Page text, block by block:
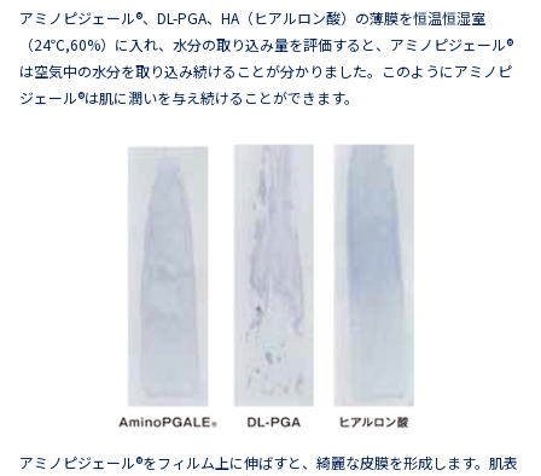
アミノピジェール®、DL-PGA、HA（ヒアルロン酸）の薄膜を恒温恒湿室
（24℃,60%）に入れ、水分の取り込み量を評価すると、アミノピジェール®
は空気中の水分を取り込み続けることが分かりました。このようにアミノピ
ジェール®は肌に潤いを与え続けることができます。
アミノピジェール®をフィルム上に伸ばすと、綺麗な皮膜を形成します。肌表